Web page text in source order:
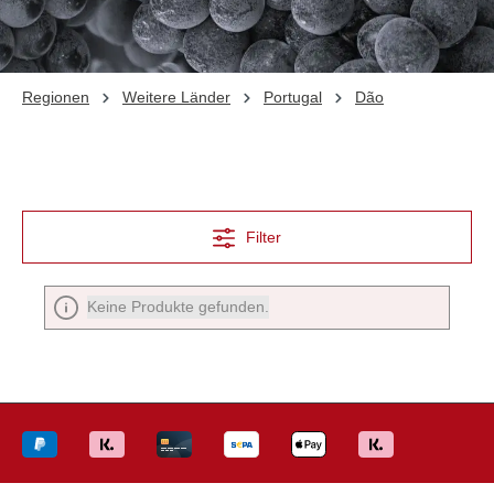
Regionen Weitere Länder Portugal Dão
Filter
Keine Produkte gefunden.